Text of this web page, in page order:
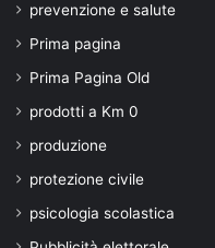
prevenzione e salute
Prima pagina
Prima Pagina Old
prodotti a Km 0
produzione
protezione civile
psicologia scolastica